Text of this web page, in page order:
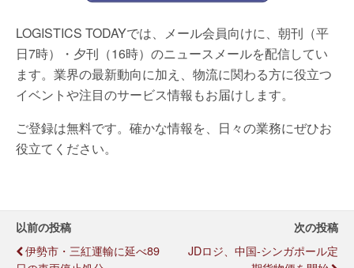
LOGISTICS TODAYでは、メール会員向けに、朝刊（平
日7時）・夕刊（16時）のニュースメールを配信してい
ます。業界の最新動向に加え、物流に関わる方に役立つ
イベントや注目のサービス情報もお届けします。
ご登録は無料です。確かな情報を、日々の業務にぜひお
役立てください。
以前の投稿
伊勢市・三紅運輸に延べ89
次の投稿
JDロジ、中国-シンガポール定